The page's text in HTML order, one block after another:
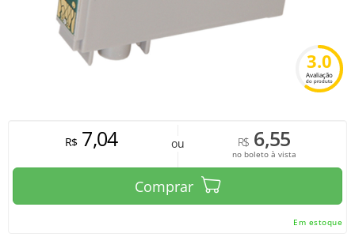
3.0
Avaliação
do produto
R$7,04 ou R$ 6,55
no boleto à vista
Comprar
Em estoque